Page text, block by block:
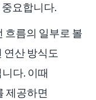
요합니다.
흐름의 일부로 볼
연산 방식도
다. 이때
제공하면